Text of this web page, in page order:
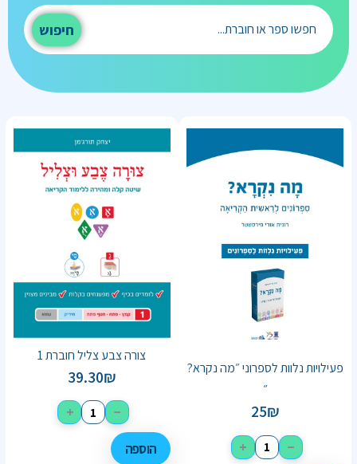
חיפוש
פעילויות נלוות לספרוני ״מה נקרא?
״
25₪
−
+
צורה צבע צליל חוברת 1
39.30₪
−
+
הוספה